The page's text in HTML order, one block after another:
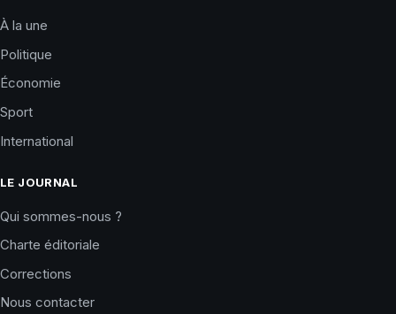
À la une
Politique
Économie
Sport
International
LE JOURNAL
Qui sommes-nous ?
Charte éditoriale
Corrections
Nous contacter